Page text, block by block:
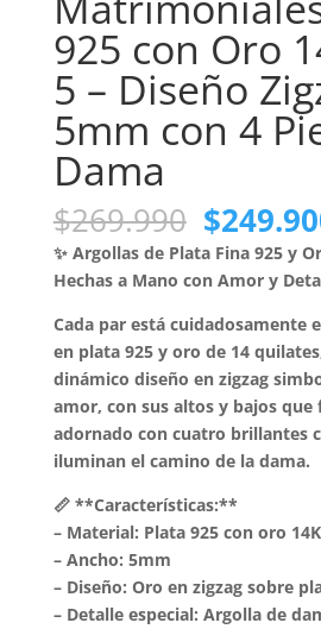
925 con Oro
5 – Diseño
5mm con 4
Dama
$269.990 El
precio
original
era:
$
✨ Argollas de Plata Fina 925 y
Hechas a Mano con Amor y
Cada par está cuidadosamente
en plata 925 y oro de 14
dinámico diseño en zigzag
amor, con sus altos y bajos
adornado con cuatro brillantes
iluminan el camino de la dama.
📏 **Características:**
– Material: Plata 925 con oro 14K
– Ancho: 5mm
– Diseño: Oro en zigzag sobre
– Detalle especial: Argolla de